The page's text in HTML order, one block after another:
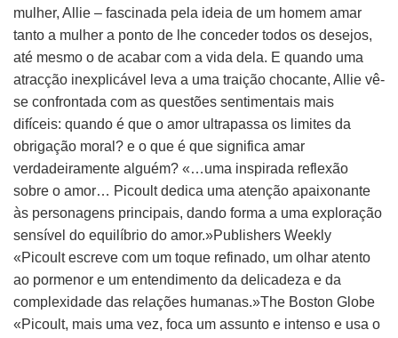
mulher, Allie – fascinada pela ideia de um homem amar
tanto a mulher a ponto de lhe conceder todos os desejos,
até mesmo o de acabar com a vida dela. E quando uma
atracção inexplicável leva a uma traição chocante, Allie vê-
se confrontada com as questões sentimentais mais
difíceis: quando é que o amor ultrapassa os limites da
obrigação moral? e o que é que significa amar
verdadeiramente alguém? «…uma inspirada reflexão
sobre o amor… Picoult dedica uma atenção apaixonante
às personagens principais, dando forma a uma exploração
sensível do equilíbrio do amor.»Publishers Weekly
«Picoult escreve com um toque refinado, um olhar atento
ao pormenor e um entendimento da delicadeza e da
complexidade das relações humanas.»The Boston Globe
«Picoult, mais uma vez, foca um assunto e intenso e usa o